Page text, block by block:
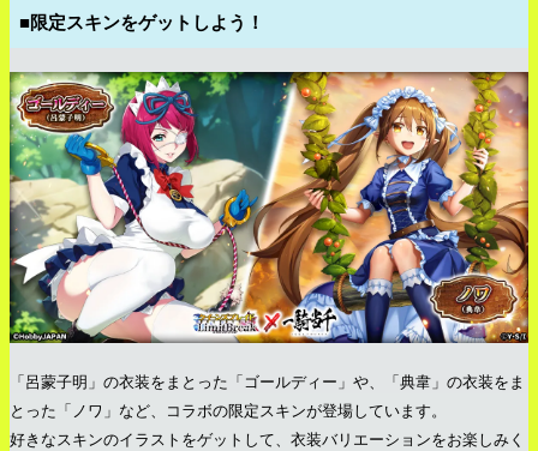
■限定スキンをゲットしよう！
「呂蒙子明」の衣装をまとった「ゴールディー」や、「典韋」の衣装をま
とった「ノワ」など、コラボの限定スキンが登場しています。
好きなスキンのイラストをゲットして、衣装バリエーションをお楽しみく